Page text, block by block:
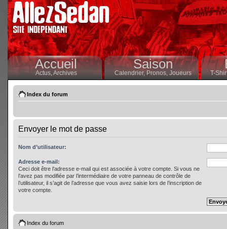
Accueil
Actus,Archives
Saison
Calendrier,Pronos, Joueurs T-
Index du forum
Envoyer le mot de passe
Nom d’utilisateur:
Adresse e-mail:
Ceci doit être l’adresse e-mail qui est associée à votre compte. Si vous ne
l’avez pas modifiée par l’intermédiaire de votre panneau de contrôle de
l’utilisateur, il s’agit de l’adresse que vous avez saisie lors de l’inscription de
votre compte.
Index du forum